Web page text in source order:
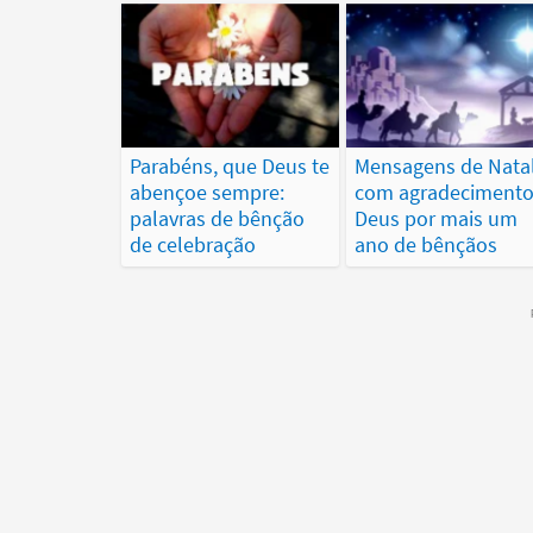
Parabéns, que Deus te
abençoe sempre:
palavras de bênção
de celebração
Mensagens de
com
Deus por mais um
ano de bênçãos